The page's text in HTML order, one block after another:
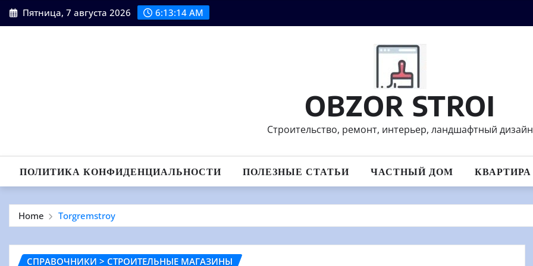
Skip
to
Пятница, 7 августа 2026 6:13:15 AM
OBZOR STROI
Строительство, ремонт, интерьер, ландшафтный дизайн
ПОЛИТИКА КОНФИДЕНЦИАЛЬНОСТИ ПОЛЕЗНЫЕ СТАТЬИ ЧАСТНЫЙ ДОМ КВАРТИРА
Home Torgremstroy
СПРАВОЧНИКИ > СТРОИТЕЛЬНЫЕ МАГАЗИНЫ